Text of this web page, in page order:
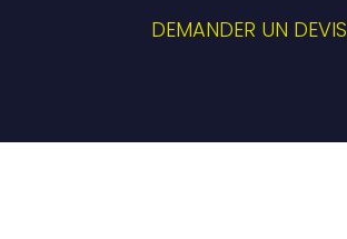
DEMANDER UN DEVIS